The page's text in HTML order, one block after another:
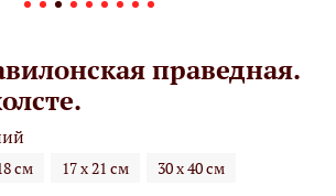
праведная.
см 17 х 21 см 30 х 40 см